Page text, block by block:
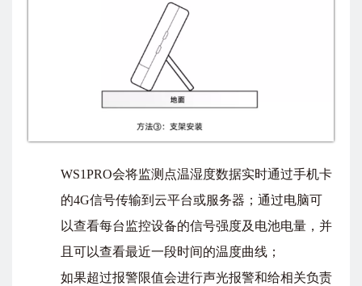
WS1PRO会将监测点温湿度数据实时通过手机卡
的4G信号传输到云平台或服务器；通过电脑可
以查看每台监控设备的信号强度及电池电量，并
且可以查看最近一段时间的温度曲线；
如果超过报警限值会进行声光报警和给相关负责